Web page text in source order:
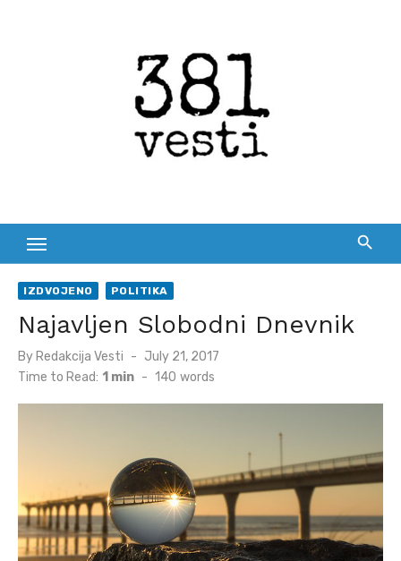
IZDVOJENO POLITIKA
Najavljen Slobodni Dnevnik
By Redakcija Vesti
Posted
on
July 21, 2017
Time to Read: 1 min - 140 words